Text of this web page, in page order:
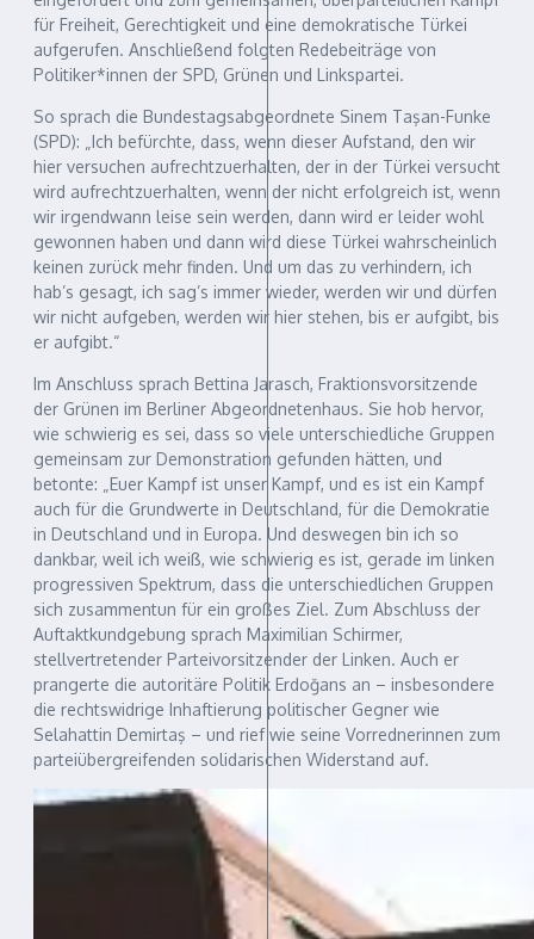
für Freiheit, Gerechtigkeit und eine demokratische Türkei
aufgerufen. Anschließend folgten Redebeiträge von
Politiker*innen der SPD, Grünen und Linkspartei.
So sprach die Bundestagsabgeordnete Sinem Taşan-Funke
(SPD): „Ich befürchte, dass, wenn dieser Aufstand, den wir
hier versuchen aufrechtzuerhalten, der in der Türkei versucht
wird aufrechtzuerhalten, wenn der nicht erfolgreich ist, wenn
wir irgendwann leise sein werden, dann wird er leider wohl
gewonnen haben und dann wird diese Türkei wahrscheinlich
keinen zurück mehr finden. Und um das zu verhindern, ich
hab’s gesagt, ich sag’s immer wieder, werden wir und dürfen
wir nicht aufgeben, werden wir hier stehen, bis er aufgibt, bis
er aufgibt.“
Im Anschluss sprach Bettina Jarasch, Fraktionsvorsitzende
der Grünen im Berliner Abgeordnetenhaus. Sie hob hervor,
wie schwierig es sei, dass so viele unterschiedliche Gruppen
gemeinsam zur Demonstration gefunden hätten, und
betonte: „Euer Kampf ist unser Kampf, und es ist ein Kampf
auch für die Grundwerte in Deutschland, für die Demokratie
in Deutschland und in Europa. Und deswegen bin ich so
dankbar, weil ich weiß, wie schwierig es ist, gerade im linken
progressiven Spektrum, dass die unterschiedlichen Gruppen
sich zusammentun für ein großes Ziel. Zum Abschluss der
Auftaktkundgebung sprach Maximilian Schirmer,
stellvertretender Parteivorsitzender der Linken. Auch er
prangerte die autoritäre Politik Erdoğans an – insbesondere
die rechtswidrige Inhaftierung politischer Gegner wie
Selahattin Demirtaş – und rief wie seine Vorrednerinnen zum
parteiübergreifenden solidarischen Widerstand auf.